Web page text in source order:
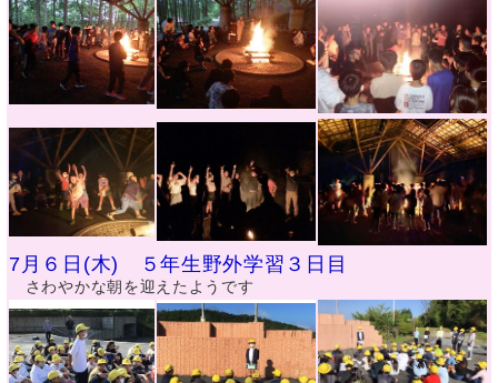
7月６日(木) ５年生野外学習３日目
さわやかな朝を迎えたようです